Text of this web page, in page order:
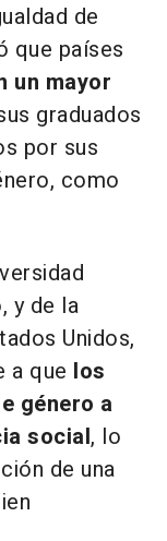
de
que países
un mayor
graduados
por sus
como
y de la
Unidos,
a que los
género a
social, lo
de una